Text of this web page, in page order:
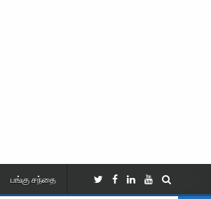
பங்கு சந்தை